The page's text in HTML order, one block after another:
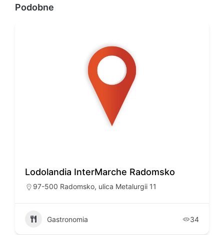
Podobne
Lodolandia InterMarche Radomsko
97-500 Radomsko, ulica Metalurgii 11
Gastronomia 34